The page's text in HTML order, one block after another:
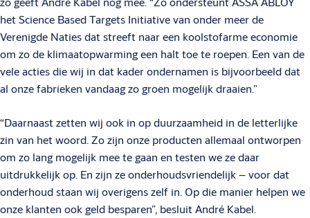
het Science Based Targets Initiative van onder meer de
Verenigde Naties dat streeft naar een koolstofarme economie
om zo de klimaatopwarming een halt toe te roepen. Een van de
vele acties die wij in dat kader ondernamen is bijvoorbeeld dat
al onze fabrieken vandaag zo groen mogelijk draaien.”
“Daarnaast zetten wij ook in op duurzaamheid in de letterlijke
zin van het woord. Zo zijn onze producten allemaal ontworpen
om zo lang mogelijk mee te gaan en testen we ze daar
uitdrukkelijk op. En zijn ze onderhoudsvriendelijk – voor dat
onderhoud staan wij overigens zelf in. Op die manier helpen we
onze klanten ook geld besparen”, besluit André Kabel.